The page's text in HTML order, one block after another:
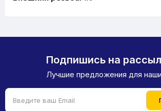
Подпишись на
Лучшие предложения для